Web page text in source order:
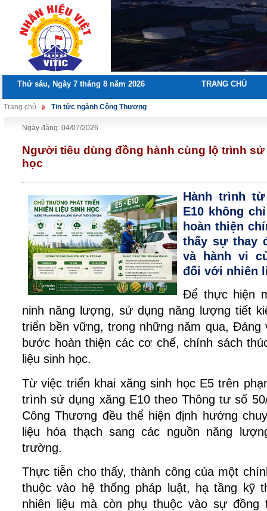
Thứ sáu, Ngày 7 tháng 8 năm 2026 TRANG CHỦ
Trang chủ Tin tức ngành Công Thương
Ngày đăng: 04/07/2026
Người tiêu dùng đồng hành cùng lộ trình
học
Hành trình
E10 không
hoàn thiện
thấy sự thay
và hành vi
đối với nhiên
Để thực hiện
ninh năng lượng, sử dụng năng lượng tiết
triển bền vững, trong những năm qua,
bước hoàn thiện các cơ chế, chính sách
liệu sinh học.
Từ việc triển khai xăng sinh học E5 trên
trình sử dụng xăng E10 theo Thông tư số
Công Thương đều thể hiện định hướng
liệu hóa thạch sang các nguồn năng
trường.
Thực tiễn cho thấy, thành công của một
thuộc vào hệ thống pháp luật, hạ tầng kỹ
nhiên liệu mà còn phụ thuộc vào sự đồng